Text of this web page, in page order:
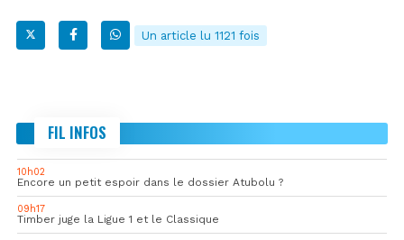
Un article lu 1121 fois
FIL INFOS
10h02
Encore un petit espoir dans le dossier Atubolu ?
09h17
Timber juge la Ligue 1 et le Classique